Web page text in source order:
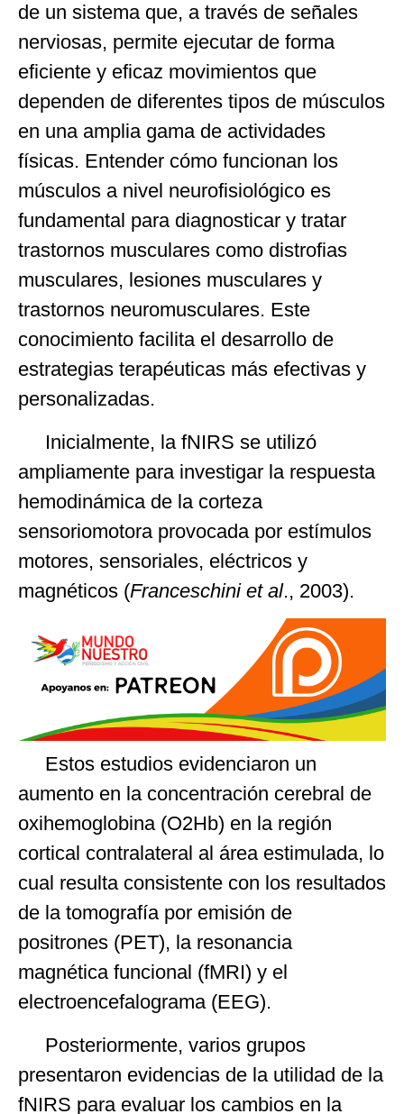
de un sistema que, a través de señales
nerviosas, permite ejecutar de forma
eficiente y eficaz movimientos que
dependen de diferentes tipos de músculos
en una amplia gama de actividades
físicas. Entender cómo funcionan los
músculos a nivel neurofisiológico es
fundamental para diagnosticar y tratar
trastornos musculares como distrofias
musculares, lesiones musculares y
trastornos neuromusculares. Este
conocimiento facilita el desarrollo de
estrategias terapéuticas más efectivas y
personalizadas.
Inicialmente, la fNIRS se utilizó
ampliamente para investigar la respuesta
hemodinámica de la corteza
sensoriomotora provocada por estímulos
motores, sensoriales, eléctricos y
magnéticos (Franceschini et al., 2003).
Estos estudios evidenciaron un
aumento en la concentración cerebral de
oxihemoglobina (O2Hb) en la región
cortical contralateral al área estimulada, lo
cual resulta consistente con los resultados
de la tomografía por emisión de
positrones (PET), la resonancia
magnética funcional (fMRI) y el
electroencefalograma (EEG).
Posteriormente, varios grupos
presentaron evidencias de la utilidad de la
fNIRS para evaluar los cambios en la